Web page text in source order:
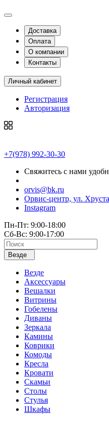
Доставка
Оплата
О компании
Контакты
Личный кабинет
Регистрация
Авторизация
+7(978) 992-30-30
Свяжитесь с нами
orvis@bk.ru
Орвис-центр, ул.
Instagram
Пн-Пт: 9:00-18:00
Сб-Вс: 9:00-17:00
Везде
Везде
Аксессуары
Вешалки
Витрины
Гобелены
Диваны
Зеркала
Камины
Коврики
Комоды
Кресла
Кровати
Скамьи
Столы
Стулья
Шкафы